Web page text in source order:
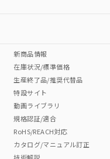
Cr(VI)
新商品情報
在庫状況/標準価格
生産終了品/推奨代替品
特設サイト
動画ライブラリ
規格認証/適合
RoHS/REACH対応
カタログ/マニュアル訂正